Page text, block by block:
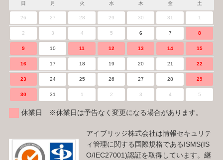
日 月 火 水 木 金 土
26 27 28 29 30 31 1
2 3 4 5 6 7 8
9 10 11 12 13 14 15
16 17 18 19 20 21 22
23 24 25 26 27 28 29
30 31 1 2 3 4 5
休業日 ※休業日は予告なく変更になる場合があります。
アイブリッジ株式会社は情報セキュリテ
ィ管理に関する国際規格であるISMS(IS
O/IEC27001)認証を取得しています。継